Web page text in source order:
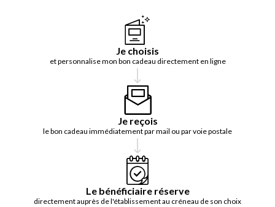
Je choisis
et personnalise mon bon cadeau directement en ligne
Je reçois
le bon cadeau immédiatement par mail ou par voie postale
Le bénéficiaire réserve
directement auprès de l'établissement au créneau de son choix